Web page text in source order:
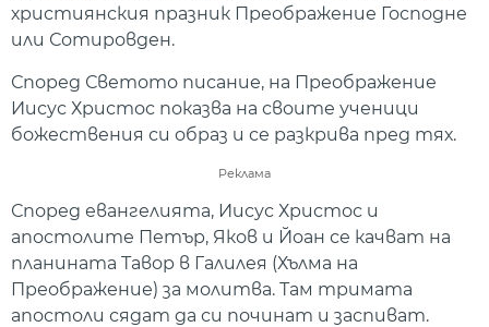
християнския празник Преображение Господне
или Сотировден.
Според Светото писание, на Преображение
Иисус Христос показва на своите ученици
божествения си образ и се разкрива пред тях.
Реклама
Според евангелията, Иисус Христос и
апостолите Петър, Яков и Йоан се качват на
планината Тавор в Галилея (Хълма на
Преображение) за молитва. Там тримата
апостоли сядат да си починат и заспиват.